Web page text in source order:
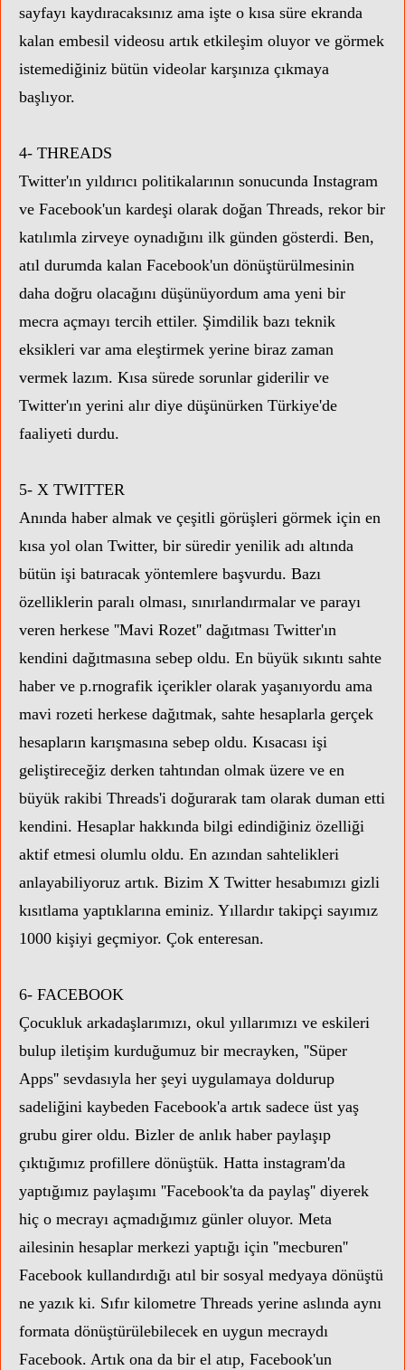
sayfayı kaydıracaksınız ama işte o kısa süre ekranda
kalan embesil videosu artık etkileşim oluyor ve görmek
istemediğiniz bütün videolar karşınıza çıkmaya
başlıyor.
4- THREADS
Twitter'ın yıldırıcı politikalarının sonucunda Instagram
ve Facebook'un kardeşi olarak doğan Threads, rekor bir
katılımla zirveye oynadığını ilk günden gösterdi. Ben,
atıl durumda kalan Facebook'un dönüştürülmesinin
daha doğru olacağını düşünüyordum ama yeni bir
mecra açmayı tercih ettiler. Şimdilik bazı teknik
eksikleri var ama eleştirmek yerine biraz zaman
vermek lazım. Kısa sürede sorunlar giderilir ve
Twitter'ın yerini alır diye düşünürken Türkiye'de
faaliyeti durdu.
5- X TWITTER
Anında haber almak ve çeşitli görüşleri görmek için en
kısa yol olan Twitter, bir süredir yenilik adı altında
bütün işi batıracak yöntemlere başvurdu. Bazı
özelliklerin paralı olması, sınırlandırmalar ve parayı
veren herkese ''Mavi Rozet'' dağıtması Twitter'ın
kendini dağıtmasına sebep oldu. En büyük sıkıntı sahte
haber ve p.rnografik içerikler olarak yaşanıyordu ama
mavi rozeti herkese dağıtmak, sahte hesaplarla gerçek
hesapların karışmasına sebep oldu. Kısacası işi
geliştireceğiz derken tahtından olmak üzere ve en
büyük rakibi Threads'i doğurarak tam olarak duman etti
kendini. Hesaplar hakkında bilgi edindiğiniz özelliği
aktif etmesi olumlu oldu. En azından sahtelikleri
anlayabiliyoruz artık. Bizim X Twitter hesabımızı gizli
kısıtlama yaptıklarına eminiz. Yıllardır takipçi sayımız
1000 kişiyi geçmiyor. Çok enteresan.
6- FACEBOOK
Çocukluk arkadaşlarımızı, okul yıllarımızı ve eskileri
bulup iletişim kurduğumuz bir mecrayken, ''Süper
Apps'' sevdasıyla her şeyi uygulamaya doldurup
sadeliğini kaybeden Facebook'a artık sadece üst yaş
grubu girer oldu. Bizler de anlık haber paylaşıp
çıktığımız profillere dönüştük. Hatta instagram'da
yaptığımız paylaşımı ''Facebook'ta da paylaş'' diyerek
hiç o mecrayı açmadığımız günler oluyor. Meta
ailesinin hesaplar merkezi yaptığı için ''mecburen''
Facebook kullandırdığı atıl bir sosyal medyaya dönüştü
ne yazık ki. Sıfır kilometre Threads yerine aslında aynı
formata dönüştürülebilecek en uygun mecraydı
Facebook. Artık ona da bir el atıp, Facebook'un